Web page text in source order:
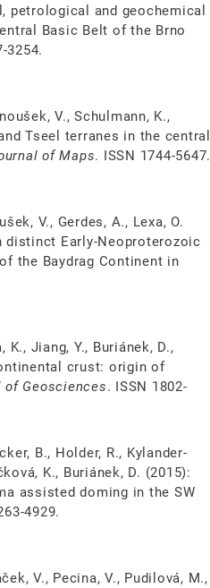
petrological and geochemical
Basic Belt of the Brno
3254.
V., Schulmann, K.,
Tseel terranes in the central
of Maps. ISSN 1744-5647.
V., Gerdes, A., Lexa, O.
distinct Early-Neoproterozoic
the Baydrag Continent in
K., Jiang, Y., Buriánek, D.,
crust: origin of
of Geosciences. ISSN 1802-
B., Holder, R., Kylander-
K., Buriánek, D. (2015):
assisted doming in the SW
4929.
V., Pecina, V., Pudilová, M.,